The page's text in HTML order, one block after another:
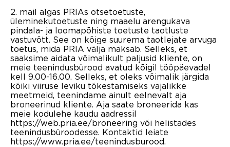
2. mail algas PRIAs otsetoetuste,
üleminekutoetuste ning maaelu arengukava
pindala- ja loomapõhiste toetuste taotluste
vastuvõtt. See on kõige suurema taotlejate arvuga
toetus, mida PRIA välja maksab. Selleks, et
saaksime aidata võimalikult paljusid kliente, on
meie teenindusbürood avatud kõigil tööpäevadel
kell 9.00-16.00. Selleks, et oleks võimalik järgida
kõiki viiruse leviku tõkestamiseks vajalikke
meetmeid, teenindame ainult eelnevalt aja
broneerinud kliente. Aja saate broneerida kas
meie kodulehe kaudu aadressil
https://web.pria.ee/broneering või helistades
teenindusbüroodesse. Kontaktid leiate
https://www.pria.ee/teenindusburood.